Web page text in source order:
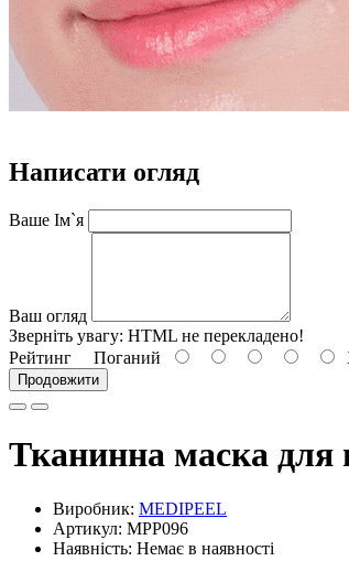
Написати огляд
Ваше Ім`я
Ваш огляд
Зверніть увагу: HTML не перекладено!
Рейтинг Поганий
Продовжити
Тканинна маска для
Виробник: MEDIPEEL
Артикул: MPP096
Наявність: Немає в наявності